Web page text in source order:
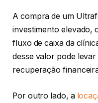
A compra de um
investimento elevado,
fluxo de caixa da
desse valor pode
recuperação
Por outro lado, a